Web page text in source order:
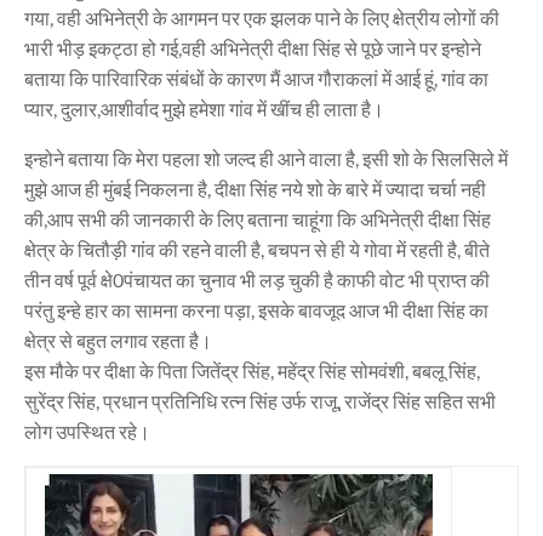
गया, वही अभिनेत्री के आगमन पर एक झलक पाने के लिए क्षेत्रीय लोगों की
भारी भीड़ इकट्ठा हो गई,वही अभिनेत्री दीक्षा सिंह से पूछे जाने पर इन्होने
बताया कि पारिवारिक संबंधों के कारण मैं आज गौराकलां में आई हूं, गांव का
प्यार, दुलार,आशीर्वाद मुझे हमेशा गांव में खींच ही लाता है।
इन्होने बताया कि मेरा पहला शो जल्द ही आने वाला है, इसी शो के सिलसिले में
मुझे आज ही मुंबई निकलना है, दीक्षा सिंह नये शो के बारे में ज्यादा चर्चा नही
की,आप सभी की जानकारी के लिए बताना चाहूंगा कि अभिनेत्री दीक्षा सिंह
क्षेत्र के चितौड़ी गांव की रहने वाली है, बचपन से ही ये गोवा में रहती है, बीते
तीन वर्ष पूर्व क्षे0पंचायत का चुनाव भी लड़ चुकी है काफी वोट भी प्राप्त की
परंतु इन्हे हार का सामना करना पड़ा, इसके बावजूद आज भी दीक्षा सिंह का
क्षेत्र से बहुत लगाव रहता है।
इस मौके पर दीक्षा के पिता जितेंद्र सिंह, महेंद्र सिंह सोमवंशी, बबलू सिंह,
सुरेंद्र सिंह, प्रधान प्रतिनिधि रत्न सिंह उर्फ राजू, राजेंद्र सिंह सहित सभी
लोग उपस्थित रहे।